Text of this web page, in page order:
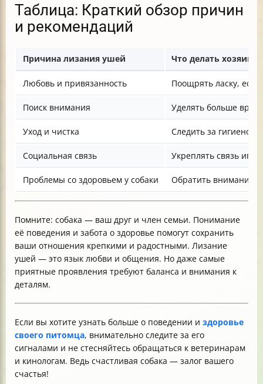
Таблица: Краткий обзор причин
и рекомендаций
Причина лизания ушей Что делать хозяину
Любовь и привязанность Поощрять ласку,
Поиск внимания Уделять больше
Уход и чистка Следить за гигиеной
Социальная связь Укреплять связь
Проблемы со здоровьем у собаки Обратить внимание,
Помните: собака — ваш друг и член семьи. Понимание
её поведения и забота о здоровье помогут сохранить
ваши отношения крепкими и радостными. Лизание
ушей — это язык любви и общения. Но даже самые
приятные проявления требуют баланса и внимания к
деталям.
Если вы хотите узнать больше о поведении и здоровье
своего питомца, внимательно следите за его
сигналами и не стесняйтесь обращаться к ветеринарам
и кинологам. Ведь счастливая собака — залог вашего
счастья!